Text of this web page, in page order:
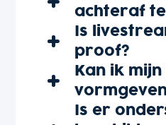
achteraf
Is
proof?
Kan ik
Is er